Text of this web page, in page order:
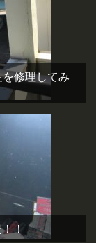
を修理してみ
！